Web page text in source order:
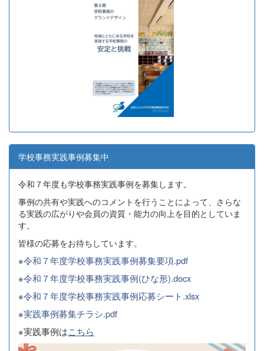
学校事務実践事例募集中
令和７年度も学校事務実践事例を募集します。
事例の共有や実践へのコメントを行うことによって、さらな
る実践の広がりや会員の資質・能力の向上を目的としていま
す。
皆様の応募をお待ちしています。
※令和７年度学校事務実践事例募集要項.pdf
※令和７年度学校事務実践事例(ひな形).docx
※令和７年度学校事務実践事例応募シート.xlsx
※実践事例募集チラシ.pdf
※実践事例はこちら